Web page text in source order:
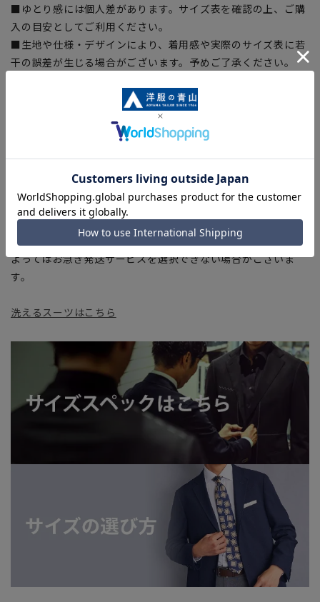
■ゆとり感には個人差があります。サイズ表を確認の上、ご購
入の目安としてご利用ください。
■生地や仕様・デザインにより、着用感や実際のサイズ表に若
干の誤差が生じる場合がございます。予めご了承ください。
部、商品現物におすすめサイズ(ヌードサイズ)を記載している
■ブラウザやお使いのモニター環境、また撮影時の室内外の光
■店舗や各モールサイトと商品在庫を共有しております関係
上、ご注文いただいたタイミングにより欠品が発生し、ご注文
を完了できない場合がございます。予めご了承ください。
■お急ぎ発送のご注文につきましても、ご注文のタイミングに
よってはお急ぎ発送サービスを選択できない場合がございま
す。
洗えるスーツはこちら